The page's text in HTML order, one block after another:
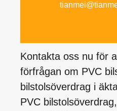
Kontakta oss nu för
förfrågan om PVC
bilstolsöverdrag i
PVC